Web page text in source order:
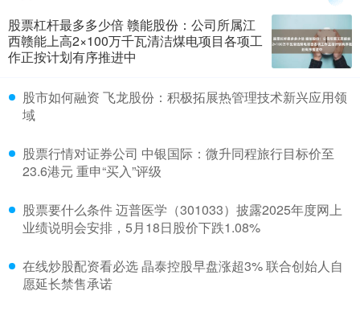
股票杠杆最多多少倍 赣能股份：公司所属江
西赣能上高2×100万千瓦清洁煤电项目各项工
作正按计划有序推进中
​股市如何融资 飞龙股份：积极拓展热管理技术新兴应用领
域
​股票行情对证券公司 中银国际：微升同程旅行目标价至
23.6港元 重申“买入”评级
​股票要什么条件 迈普医学（301033）披露2025年度网上
业绩说明会安排，5月18日股价下跌1.08%
​在线炒股配资看必选 晶泰控股早盘涨超3% 联合创始人自
愿延长禁售承诺